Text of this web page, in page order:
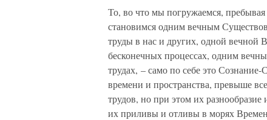
То, во что мы погружаемся,
становимся одним вечным
труды в нас и других, одной вечной
бесконечных процессах, одним
трудах, – само по себе это
времени и пространства, превыше
трудов, но при этом их
их приливы и отливы в морях